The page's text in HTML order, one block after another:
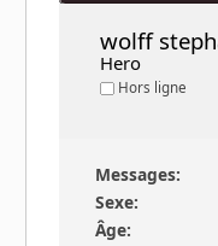
wolff
Hero
Hors ligne
Messages:
Sexe:
Âge: